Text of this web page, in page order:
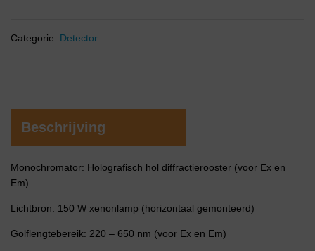
Categorie: Detector
Beschrijving
Monochromator: Holografisch hol diffractierooster (voor Ex en
Em)
Lichtbron: 150 W xenonlamp (horizontaal gemonteerd)
Golflengtebereik: 220 – 650 nm (voor Ex en Em)